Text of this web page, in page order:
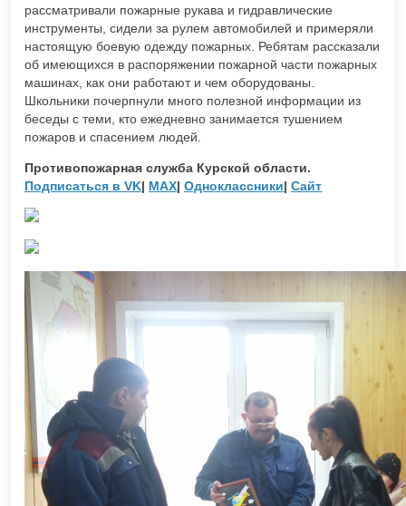
рассматривали пожарные рукава и гидравлические
инструменты, сидели за рулем автомобилей и примеряли
настоящую боевую одежду пожарных. Ребятам рассказали
об имеющихся в распоряжении пожарной части пожарных
машинах, как они работают и чем оборудованы.
Школьники почерпнули много полезной информации из
беседы с теми, кто ежедневно занимается тушением
пожаров и спасением людей.
Противопожарная служба Курской области.
Подписаться вVK| MAX|Одноклассники|Сайт